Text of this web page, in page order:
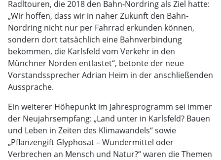
Radltouren, die 2018 den Bahn-Nordring als Ziel hatte:
„Wir hoffen, dass wir in naher Zukunft den Bahn-
Nordring nicht nur per Fahrrad erkunden können,
sondern dort tatsächlich eine Bahnverbindung
bekommen, die Karlsfeld vom Verkehr in den
Münchner Norden entlastet“, betonte der neue
Vorstandssprecher Adrian Heim in der anschließenden
Aussprache.
Ein weiterer Höhepunkt im Jahresprogramm sei immer
der Neujahrsempfang: „Land unter in Karlsfeld? Bauen
und Leben in Zeiten des Klimawandels“ sowie
„Pflanzengift Glyphosat – Wundermittel oder
Verbrechen an Mensch und Natur?“ waren die Themen